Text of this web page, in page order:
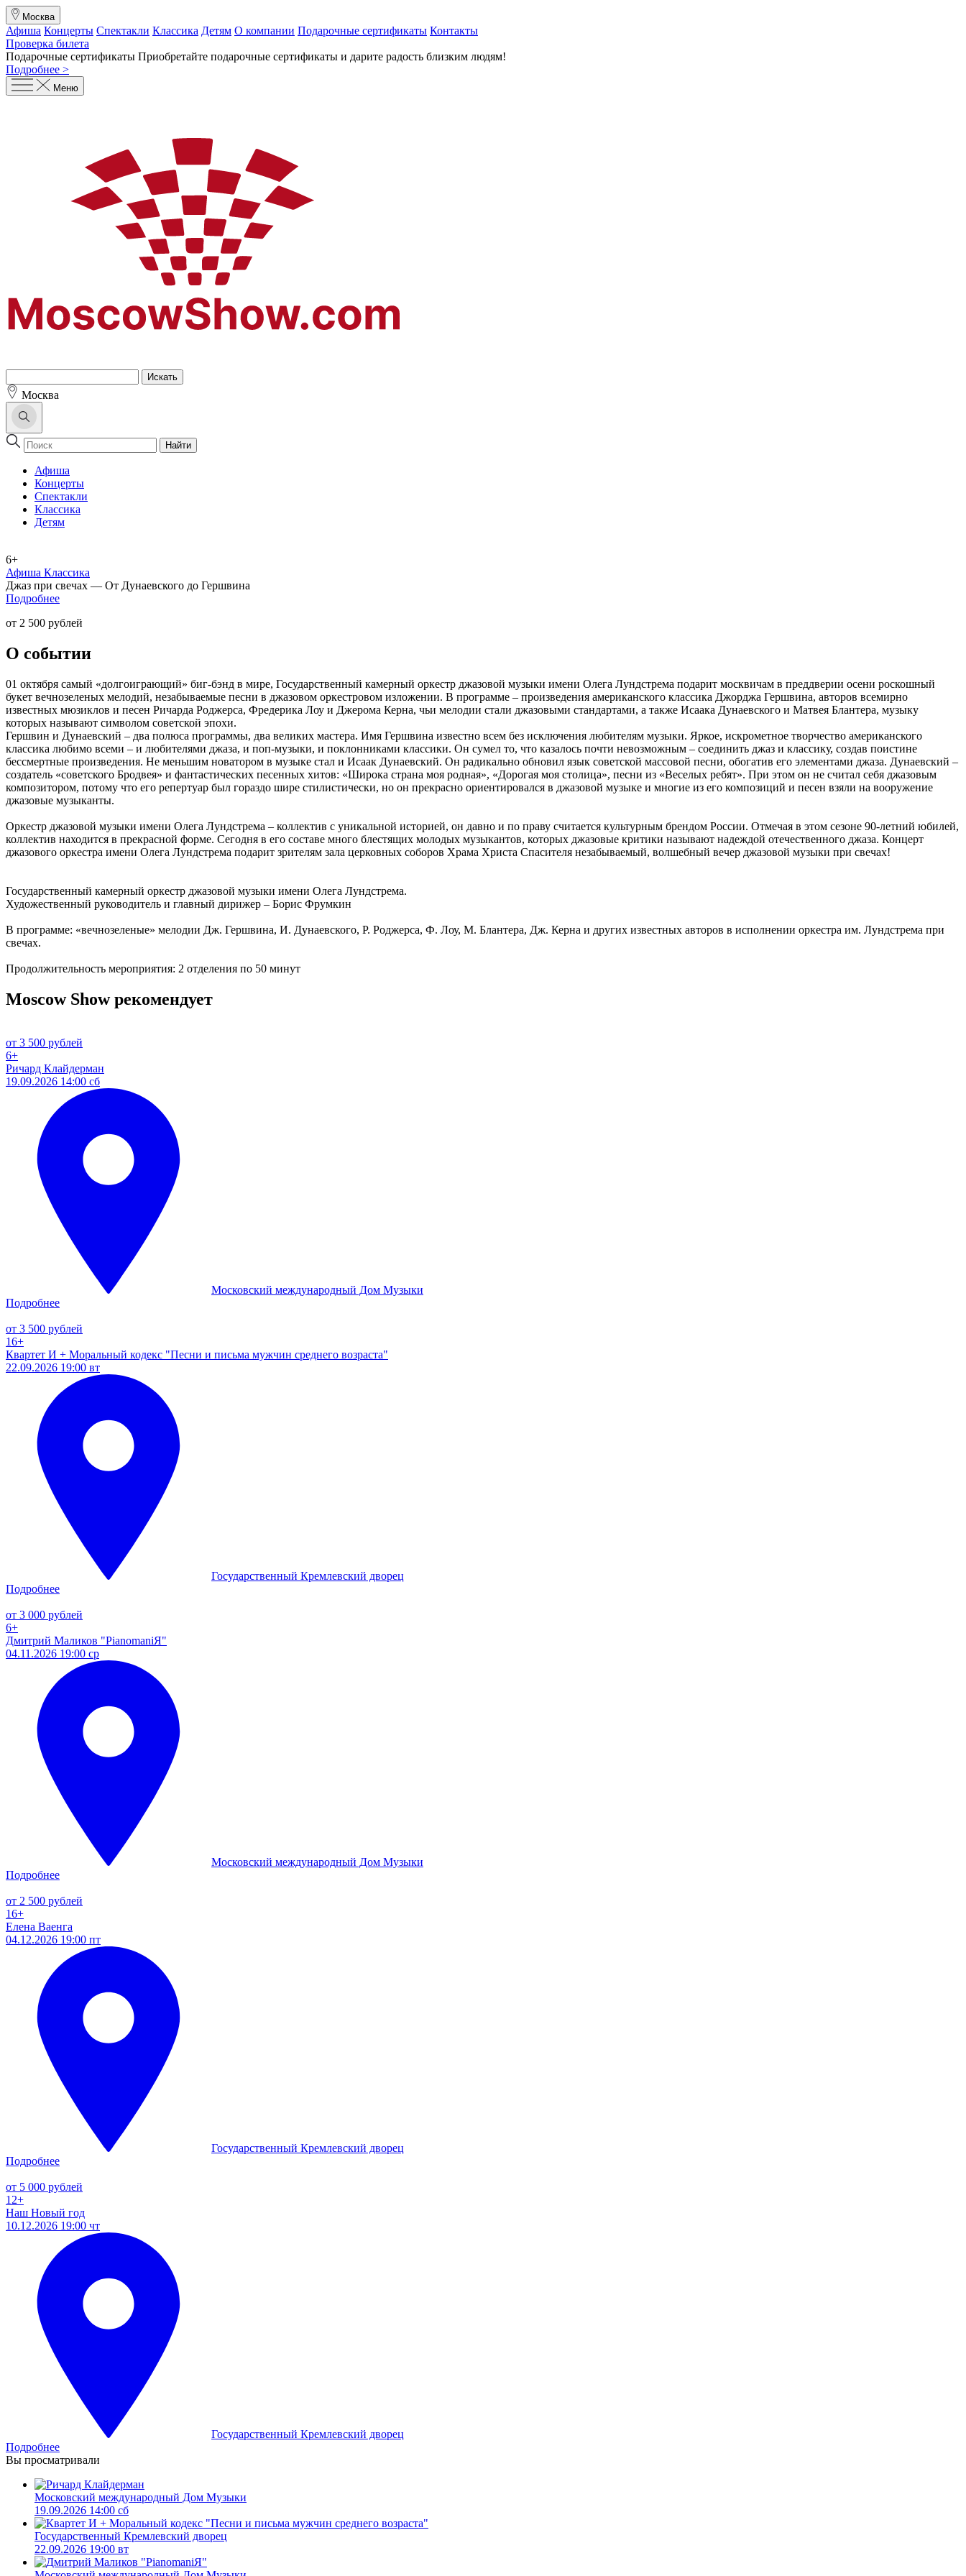
Москва
Афиша Концерты Спектакли Классика Детям О компании Подарочные сертификаты Контакты
Проверка билета
Подарочные сертификаты Приобретайте подарочные сертификаты и дарите радость близким людям!
Подробнее >
Меню
Москва
Найти
Афиша
Концерты
Спектакли
Классика
Детям
6+
Афиша Классика
Джаз при свечах — От Дунаевского до Гершвина
Подробнее
от 2 500 рублей
О событии
01 октября самый «долгоиграющий» биг-бэнд в мире, Государственный камерный оркестр джазовой музыки имени Олега Лундстрема подарит москвичам в преддверии осени роскошный
букет вечнозеленых мелодий, незабываемые песни в джазовом оркестровом изложении. В программе – произведения американского классика Джорджа Гершвина, авторов всемирно
известных мюзиклов и песен Ричарда Роджерса, Фредерика Лоу и Джерома Керна, чьи мелодии стали джазовыми стандартами, а также Исаака Дунаевского и Матвея Блантера, музыку
которых называют символом советской эпохи.
Гершвин и Дунаевский – два полюса программы, два великих мастера. Имя Гершвина известно всем без исключения любителям музыки. Яркое, искрометное творчество американского
классика любимо всеми – и любителями джаза, и поп-музыки, и поклонниками классики. Он сумел то, что казалось почти невозможным – соединить джаз и классику, создав поистине
бессмертные произведения. Не меньшим новатором в музыке стал и Исаак Дунаевский. Он радикально обновил язык советской массовой песни, обогатив его элементами джаза. Дунаевский –
создатель «советского Бродвея» и фантастических песенных хитов: «Широка страна моя родная», «Дорогая моя столица», песни из «Веселых ребят». При этом он не считал себя джазовым
композитором, потому что его репертуар был гораздо шире стилистически, но он прекрасно ориентировался в джазовой музыке и многие из его композиций и песен взяли на вооружение
джазовые музыканты.
Оркестр джазовой музыки имени Олега Лундстрема – коллектив с уникальной историей, он давно и по праву считается культурным брендом России. Отмечая в этом сезоне 90-летний юбилей,
коллектив находится в прекрасной форме. Сегодня в его составе много блестящих молодых музыкантов, которых джазовые критики называют надеждой отечественного джаза. Концерт
джазового оркестра имени Олега Лундстрема подарит зрителям зала церковных соборов Храма Христа Спасителя незабываемый, волшебный вечер джазовой музыки при свечах!
Государственный камерный оркестр джазовой музыки имени Олега Лундстрема.
Художественный руководитель и главный дирижер – Борис Фрумкин
В программе: «вечнозеленые» мелодии Дж. Гершвина, И. Дунаевского, Р. Роджерса, Ф. Лоу, М. Блантера, Дж. Керна и других известных авторов в исполнении оркестра им. Лундстрема при
свечах.
Продолжительность мероприятия: 2 отделения по 50 минут
Moscow Show рекомендует
от 3 500 рублей
6+
Ричард Клайдерман
19.09.2026 14:00 сб
Московский международный Дом Музыки
Подробнее
от 3 500 рублей
16+
Квартет И + Моральный кодекс "Песни и письма мужчин среднего возраста"
22.09.2026 19:00 вт
Государственный Кремлевский дворец
Подробнее
от 3 000 рублей
6+
Дмитрий Маликов "PianomaniЯ"
04.11.2026 19:00 ср
Московский международный Дом Музыки
Подробнее
от 2 500 рублей
16+
Елена Ваенга
04.12.2026 19:00 пт
Государственный Кремлевский дворец
Подробнее
от 5 000 рублей
12+
Наш Новый год
10.12.2026 19:00 чт
Государственный Кремлевский дворец
Подробнее
Вы просматривали
Московский международный Дом Музыки
19.09.2026 14:00 сб
Государственный Кремлевский дворец
22.09.2026 19:00 вт